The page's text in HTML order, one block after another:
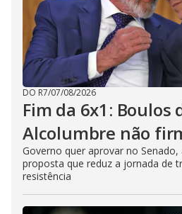
DO R7/07/08/2026
Fim da 6x1: Boulos
Alcolumbre não
Governo quer aprovar no
proposta que reduz a jornada de
resistência